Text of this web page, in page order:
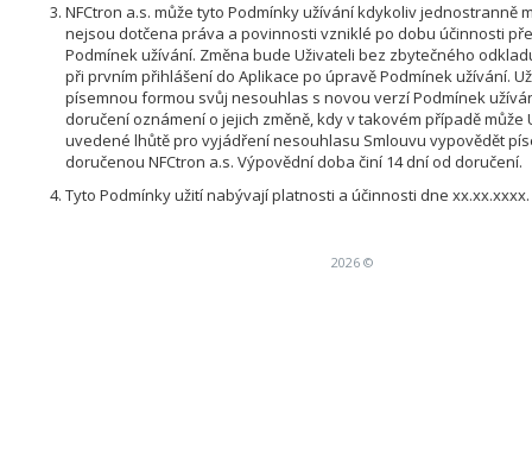
NFCtron a.s. může tyto Podmínky užívání kdykoliv jednostranně
nejsou dotčena práva a povinnosti vzniklé po dobu účinnosti
Podmínek užívání. Změna bude Uživateli bez zbytečného
při prvním přihlášení do Aplikace po úpravě Podmínek užívání.
písemnou formou svůj nesouhlas s novou verzí Podmínek
doručení oznámení o jejich změně, kdy v takovém případě může
uvedené lhůtě pro vyjádření nesouhlasu Smlouvu vypovědět
doručenou NFCtron a.s. Výpovědní doba činí 14 dní od doručení.
Tyto Podmínky užití nabývají platnosti a účinnosti dne xx.xx.xxxx.
2026 ©